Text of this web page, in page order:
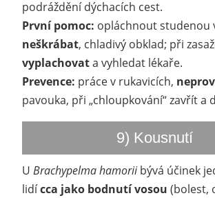
podráždění dýchacích cest.
První pomoc: opláchnout studenou
neškrábat, chladivý obklad; při
vyplachovata vyhledat lékaře.
Prevence: práce v rukavicích,
pavouka, při „chloupkování“ zavřít a
9) Kousnutí
U Brachypelma hamoriibývá účinek
lidícca jako bodnutí vosou (bolest,